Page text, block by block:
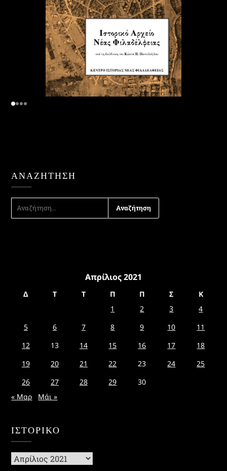
ΑΝΑΖΉΤΗΣΗ
ΑΝΑΖΉΤΗΣΗ
ΓΙΑ:
Απρίλιος 2021
Δ Τ Τ Π Π Σ
Κ
1
2 3
4
5
6 7 8 9 10
11
12
13 14 15 16 17
18
19
20 21 22 23 24
25
26
27 28 29
30
« Μαρ
Μάι »
ΙΣΤΟΡΙΚΌ
Ιστορικό